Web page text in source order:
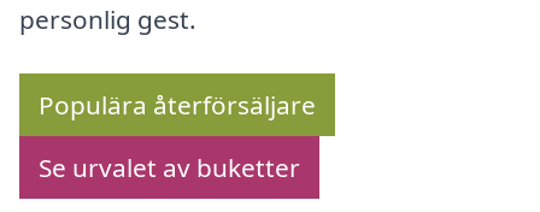
personlig gest.
Populära återförsäljare
Se urvalet av buketter